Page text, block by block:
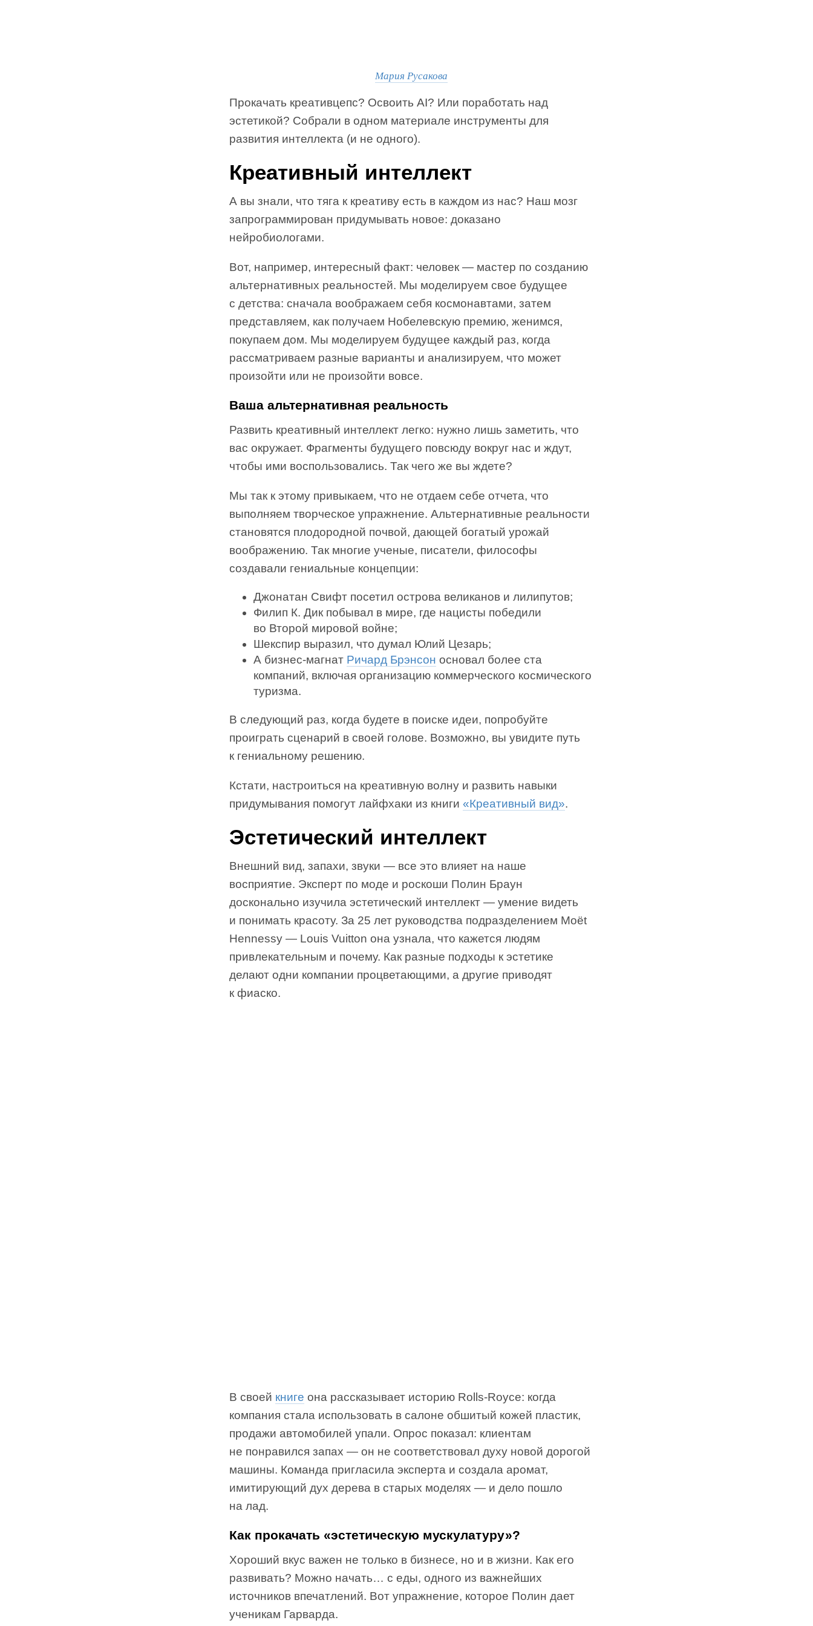
Мария Русакова
Прокачать креативцепс? Освоить AI? Или поработать над
эстетикой? Собрали в одном материале инструменты для
развития интеллекта (и не одного).
Креативный интеллект
А вы знали, что тяга к креативу есть в каждом из нас? Наш мозг
запрограммирован придумывать новое: доказано
нейробиологами.
Вот, например, интересный факт: человек — мастер по созданию
альтернативных реальностей. Мы моделируем свое будущее
с детства: сначала воображаем себя космонавтами, затем
представляем, как получаем Нобелевскую премию, женимся,
покупаем дом. Мы моделируем будущее каждый раз, когда
рассматриваем разные варианты и анализируем, что может
произойти или не произойти вовсе.
Ваша альтернативная реальность
Развить креативный интеллект легко: нужно лишь заметить, что
вас окружает. Фрагменты будущего повсюду вокруг нас и ждут,
чтобы ими воспользовались. Так чего же вы ждете?
Мы так к этому привыкаем, что не отдаем себе отчета, что
выполняем творческое упражнение. Альтернативные реальности
становятся плодородной почвой, дающей богатый урожай
воображению. Так многие ученые, писатели, философы
создавали гениальные концепции:
Джонатан Свифт посетил острова великанов и лилипутов;
Филип К. Дик побывал в мире, где нацисты победили
во Второй мировой войне;
Шекспир выразил, что думал Юлий Цезарь;
А бизнес-магнат Ричард Брэнсон основал более ста
компаний, включая организацию коммерческого космического
туризма.
В следующий раз, когда будете в поиске идеи, попробуйте
проиграть сценарий в своей голове. Возможно, вы увидите путь
к гениальному решению.
Кстати, настроиться на креативную волну и развить навыки
придумывания помогут лайфхаки из книги «Креативный вид».
Эстетический интеллект
Внешний вид, запахи, звуки — все это влияет на наше
восприятие. Эксперт по моде и роскоши Полин Браун
досконально изучила эстетический интеллект — умение видеть
и понимать красоту. За 25 лет руководства подразделением Moёt
Hennessy — Louis Vuitton она узнала, что кажется людям
привлекательным и почему. Как разные подходы к эстетике
делают одни компании процветающими, а другие приводят
к фиаско.
В своей книге она рассказывает историю Rolls-Royce: когда
компания стала использовать в салоне обшитый кожей пластик,
продажи автомобилей упали. Опрос показал: клиентам
не понравился запах — он не соответствовал духу новой дорогой
машины. Команда пригласила эксперта и создала аромат,
имитирующий дух дерева в старых моделях — и дело пошло
на лад.
Как прокачать «эстетическую мускулатуру»?
Хороший вкус важен не только в бизнесе, но и в жизни. Как его
развивать? Можно начать… с еды, одного из важнейших
источников впечатлений. Вот упражнение, которое Полин дает
ученикам Гарварда.